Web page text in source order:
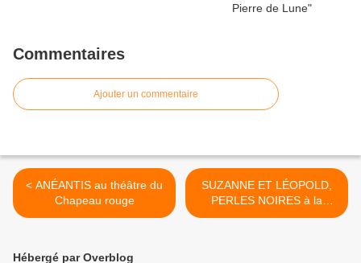
Commentaires
Ajouter un commentaire
< ANÉANTIS au théâtre du
Chapeau rouge
SUZANNE ET LÉOPOLD,
PERLES NOIRES à la
chapelle du Verbe Incarné >
Hébergé par Overblog